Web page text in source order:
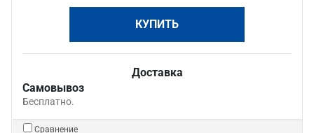
КУПИТЬ
Доставка
Самовывоз
Бесплатно.
Сравнение